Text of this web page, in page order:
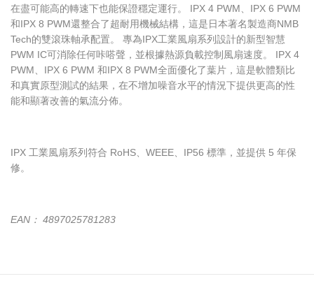
在盡可能高的轉速下也能保證穩定運行。 IPX 4 PWM、IPX 6 PWM
和IPX 8 PWM還整合了超耐用機械結構，這是日本著名製造商NMB
Tech的雙滾珠軸承配置。 專為IPX工業風扇系列設計的新型智慧
PWM IC可消除任何咔嗒聲，並根據熱源負載控制風扇速度。 IPX 4
PWM、IPX 6 PWM 和IPX 8 PWM全面優化了葉片，這是軟體類比
和真實原型測試的結果，在不增加噪音水平的情況下提供更高的性
能和顯著改善的氣流分佈。
IPX 工業風扇系列符合 RoHS、WEEE、IP56 標準，並提供 5 年保
修。
EAN： 4897025781283